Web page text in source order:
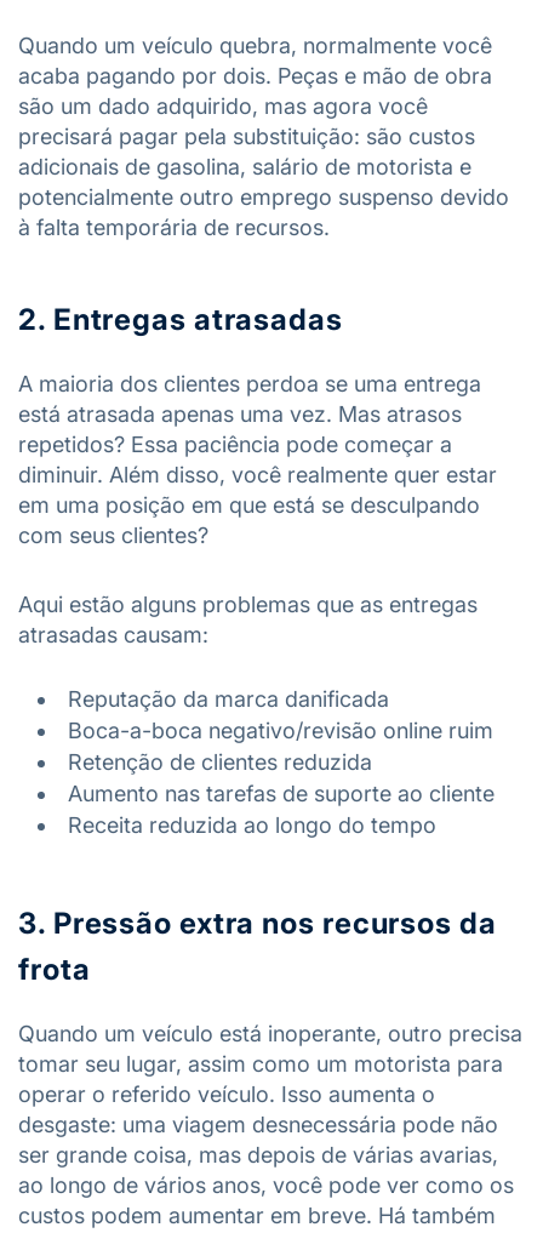
Quando um veículo quebra, normalmente você
acaba pagando por dois. Peças e mão de obra
são um dado adquirido, mas agora você
precisará pagar pela substituição: são custos
adicionais de gasolina, salário de motorista e
potencialmente outro emprego suspenso devido
à falta temporária de recursos.
2. Entregas atrasadas
A maioria dos clientes perdoa se uma entrega
está atrasada apenas uma vez. Mas atrasos
repetidos? Essa paciência pode começar a
diminuir. Além disso, você realmente quer estar
em uma posição em que está se desculpando
com seus clientes?
Aqui estão alguns problemas que as entregas
atrasadas causam:
Reputação da marca danificada
Boca-a-boca negativo/revisão online ruim
Retenção de clientes reduzida
Aumento nas tarefas de suporte ao cliente
Receita reduzida ao longo do tempo
3. Pressão extra nos recursos da
frota
Quando um veículo está inoperante, outro precisa
tomar seu lugar, assim como um motorista para
operar o referido veículo. Isso aumenta o
desgaste: uma viagem desnecessária pode não
ser grande coisa, mas depois de várias avarias,
ao longo de vários anos, você pode ver como os
custos podem aumentar em breve. Há também